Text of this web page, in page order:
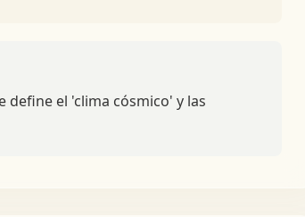
define el 'clima cósmico' y las